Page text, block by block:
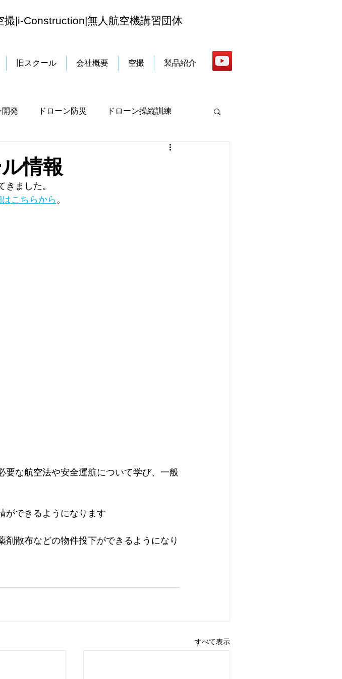
撮|i-Construction|無人航空機講習団体
旧スクール 会社概要 空撮 製品紹介
開発 ドローン防災 ドローン操縦訓練
情報
ました。
こちらから。
要な航空法や安全運航について学び、一般
ができるようになります
散布などの物件投下ができるようになり
すべて表示